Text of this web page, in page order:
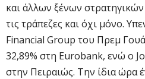
και άλλων ξένων
τις τράπεζες και όχι μόνο.
Financial Group του Πρεμ
32,89% στη Eurobank, ενώ ο
στην Πειραιώς. Την ίδια ώρα